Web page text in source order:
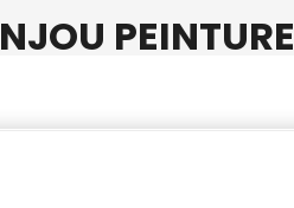
PEINTURE